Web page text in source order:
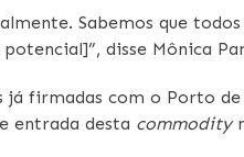
Sabemos que
disse Mônica
já firmadas com o Porto
entrada desta commodity